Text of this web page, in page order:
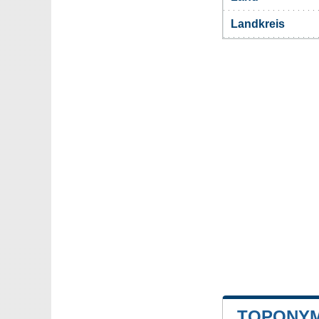
Landkreis